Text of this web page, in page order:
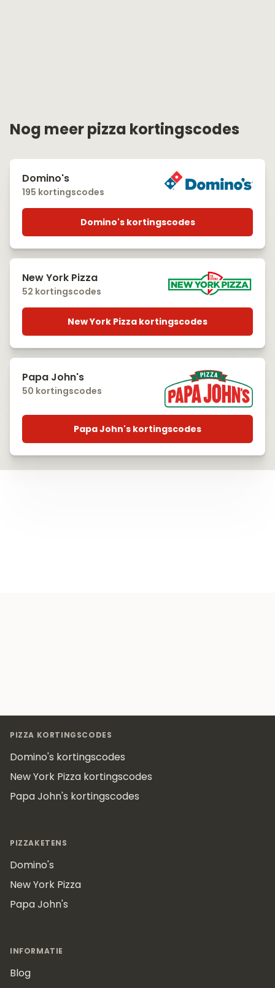
Nog meer pizza kortingscodes
Domino's
195 kortingscodes
Domino's kortingscodes
New York Pizza
52 kortingscodes
New York Pizza kortingscodes
Papa John's
50 kortingscodes
Papa John's kortingscodes
PIZZA KORTINGSCODES
Domino's kortingscodes
New York Pizza kortingscodes
Papa John's kortingscodes
PIZZAKETENS
Domino's
New York Pizza
Papa John's
INFORMATIE
Blog